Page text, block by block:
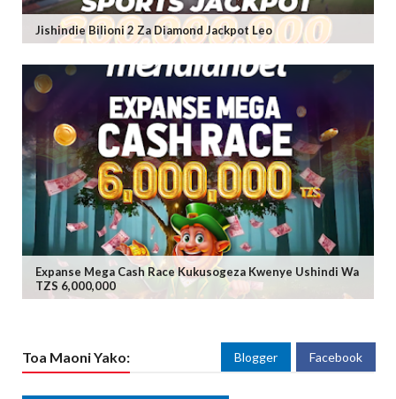
Jishindie Bilioni 2 Za Diamond Jackpot Leo
Expanse Mega Cash Race Kukusogeza Kwenye Ushindi Wa
TZS 6,000,000
Toa Maoni Yako: Blogger Facebook